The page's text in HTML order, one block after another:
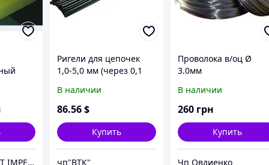
IZOLCONSTRUCT IMPEX SRL
Ригели для цепочек
1,0-5,0 мм (через 0,1
В наличии
86.56$
Купить
чп"ВТК"
Проволока в/оц Ø
3.0мм
В наличии
260 грн
Купить
Чп Овдиенко